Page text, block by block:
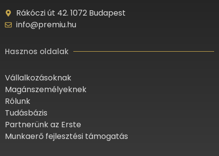
Rákóczi út 42. 1072 Budapest
info@premiu.hu
Hasznos oldalak
Vállalkozásoknak
Magánszemélyeknek
Rólunk
Tudásbázis
Partnerünk az Erste
Munkaerő fejlesztési támogatás